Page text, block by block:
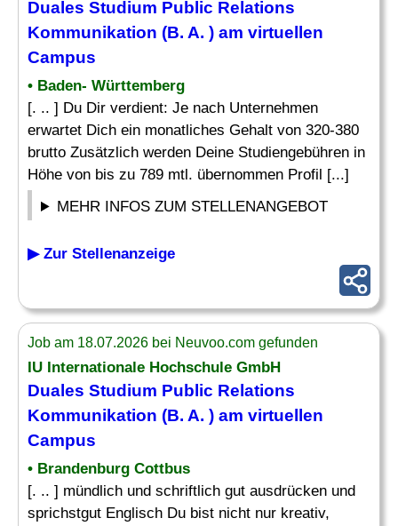
Duales Studium Public Relations
Kommunikation (B. A. ) am virtuellen
Campus
• Baden- Württemberg
[. .. ] Du Dir verdient: Je nach Unternehmen
erwartet Dich ein monatliches Gehalt von 320-380
brutto Zusätzlich werden Deine Studiengebühren in
Höhe von bis zu 789 mtl. übernommen Profil [...]
MEHR INFOS ZUM STELLENANGEBOT
▶ Zur Stellenanzeige
Job am 18.07.2026 bei Neuvoo.com gefunden
IU Internationale Hochschule GmbH
Duales Studium Public Relations
Kommunikation (B. A. ) am virtuellen
Campus
• Brandenburg Cottbus
[. .. ] mündlich und schriftlich gut ausdrücken und
sprichstgut Englisch Du bist nicht nur kreativ,